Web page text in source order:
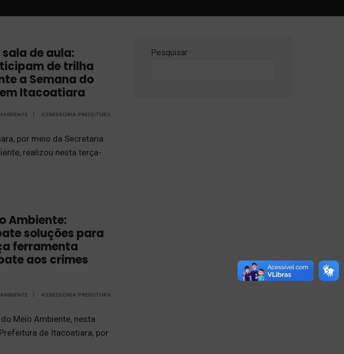
de aula:
de trilha
a Semana do
Itacoatiara
|
ASSESSORIA PREFEITURA
por meio da Secretaria
realizou nesta terça-
Ambiente:
soluções para
ferramenta
aos crimes
|
ASSESSORIA PREFEITURA
Meio Ambiente, nesta
de Itacoatiara, por
Pesquisar